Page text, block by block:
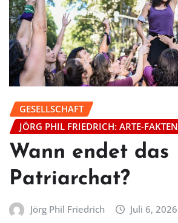
GESELLSCHAFT
JÖRG PHIL FRIEDRICH: ARTE-FAKTEN
Wann endet das
Patriarchat?
Jörg Phil Friedrich Juli 6, 2026